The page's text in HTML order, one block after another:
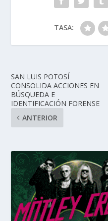
TASA:
SAN LUIS POTOSÍ
CONSOLIDA ACCIONES EN
BÚSQUEDA E
IDENTIFICACIÓN FORENSE
ANTERIOR